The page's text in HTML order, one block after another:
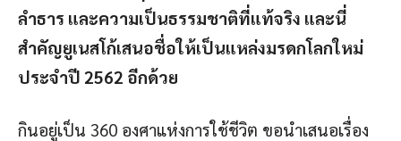
ลำธาร และความเป็นธรรมชาติที่แท้จริง และนี่
สำคัญยูเนสโก้เสนอชื่อให้เป็นแหล่งมรดกโลกใหม่
ประจำปี 2562 อีกด้วย
กินอยู่เป็น 360 องศาแห่งการใช้ชีวิต ขอนำเสนอเรื่อง